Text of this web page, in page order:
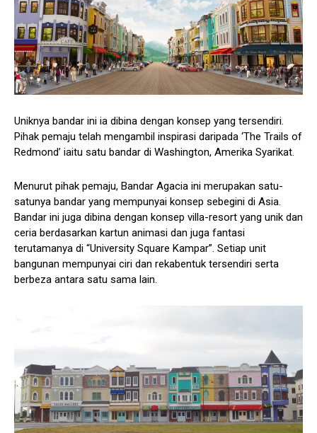
Uniknya bandar ini ia dibina dengan konsep yang tersendiri.
Pihak pemaju telah mengambil inspirasi daripada ‘The Trails of
Redmond’ iaitu satu bandar di Washington, Amerika Syarikat.
Menurut pihak pemaju, Bandar Agacia ini merupakan satu-
satunya bandar yang mempunyai konsep sebegini di Asia.
Bandar ini juga dibina dengan konsep villa-resort yang unik dan
ceria berdasarkan kartun animasi dan juga fantasi
terutamanya di “University Square Kampar”. Setiap unit
bangunan mempunyai ciri dan rekabentuk tersendiri serta
berbeza antara satu sama lain.